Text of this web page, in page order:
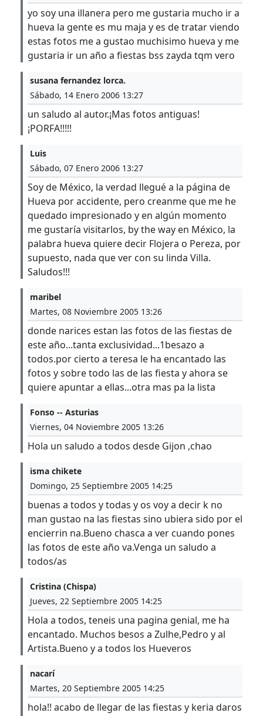
yo soy una illanera pero me gustaria mucho ir a
hueva la gente es mu maja y es de tratar viendo
estas fotos me a gustao muchisimo hueva y me
gustaria ir un año a fiestas bss zayda tqm vero
susana fernandez lorca.
Sábado, 14 Enero 2006 13:27
un saludo al autor.¡Mas fotos antiguas!
¡PORFA!!!!!
Luis
Sábado, 07 Enero 2006 13:27
Soy de México, la verdad llegué a la página de
Hueva por accidente, pero creanme que me he
quedado impresionado y en algún momento
me gustaría visitarlos, by the way en México, la
palabra hueva quiere decir Flojera o Pereza, por
supuesto, nada que ver con su linda Villa.
Saludos!!!
maribel
Martes, 08 Noviembre 2005 13:26
donde narices estan las fotos de las fiestas de
este año...tanta exclusividad...1besazo a
todos.por cierto a teresa le ha encantado las
fotos y sobre todo las de las fiesta y ahora se
quiere apuntar a ellas...otra mas pa la lista
Fonso -- Asturias
Viernes, 04 Noviembre 2005 13:26
Hola un saludo a todos desde Gijon ,chao
isma chikete
Domingo, 25 Septiembre 2005 14:25
buenas a todos y todas y os voy a decir k no
man gustao na las fiestas sino ubiera sido por el
encierrin na.Bueno chasca a ver cuando pones
las fotos de este año va.Venga un saludo a
todos/as
Cristina (Chispa)
Jueves, 22 Septiembre 2005 14:25
Hola a todos, teneis una pagina genial, me ha
encantado. Muchos besos a Zulhe,Pedro y al
Artista.Bueno y a todos los Hueveros
nacarí
Martes, 20 Septiembre 2005 14:25
hola!! acabo de llegar de las fiestas y keria daros